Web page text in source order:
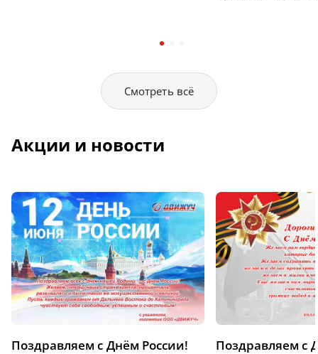
Смотреть всё
Акции и новости
Поздравляем с Днём России! Поздравляем с